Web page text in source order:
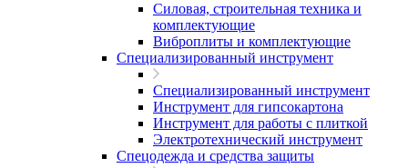
Силовая, строительная техника и
комплектующие
Виброплиты и комплектующие
Специализированный инструмент
Специализированный инструмент
Инструмент для гипсокартона
Инструмент для работы с плиткой
Электротехнический инструмент
Спецодежда и средства защиты